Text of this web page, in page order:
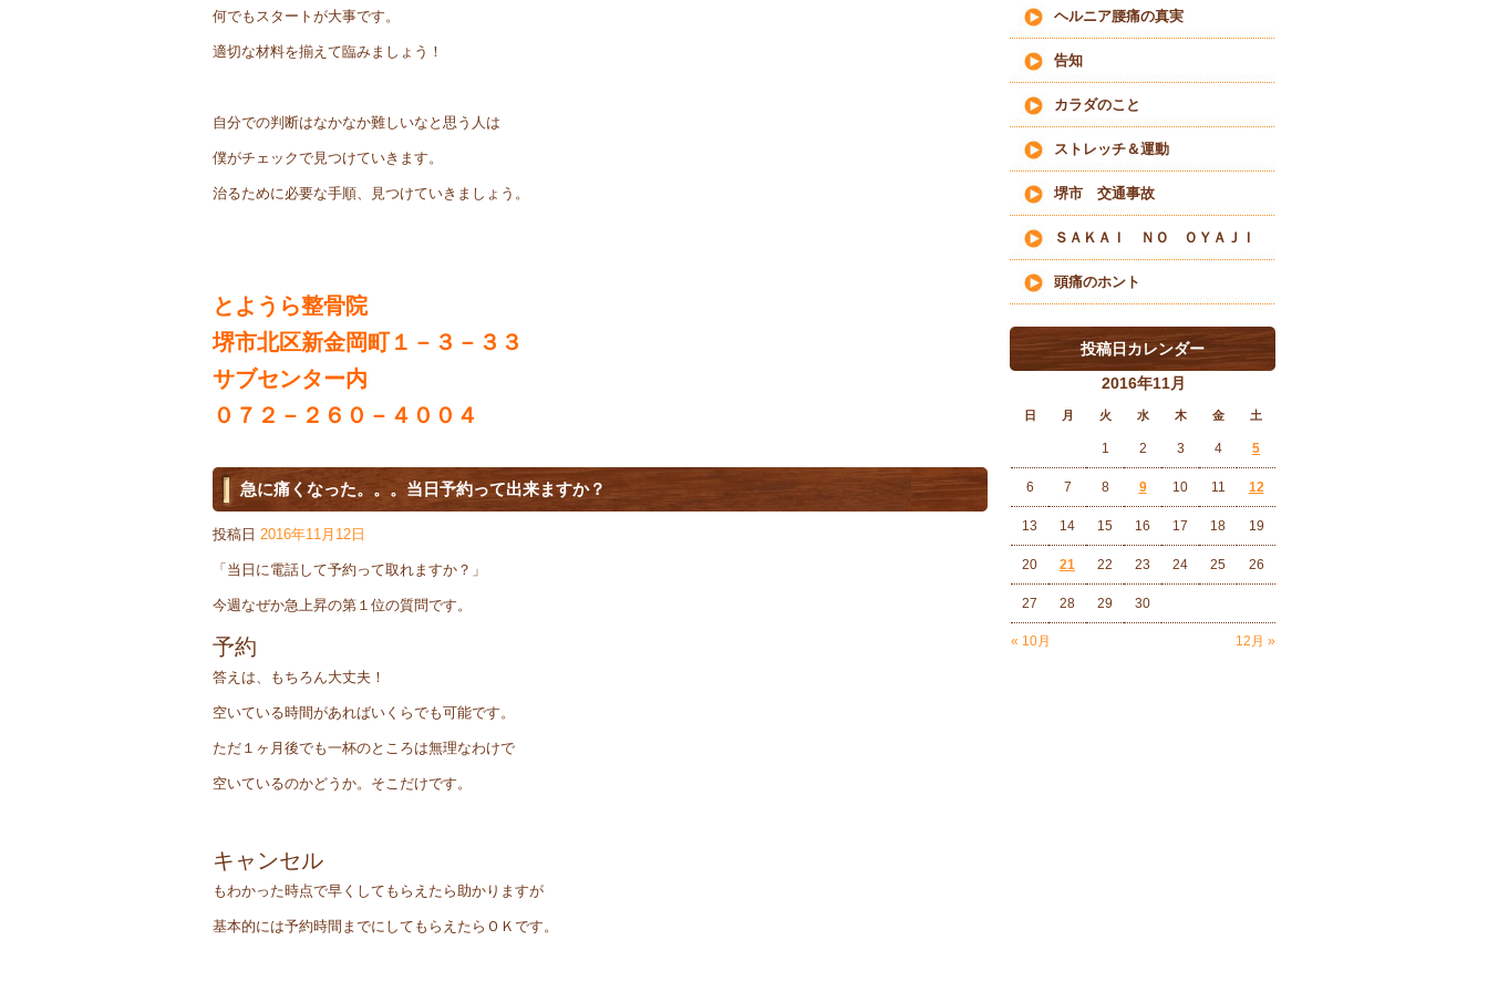
何でもスタートが大事です。
適切な材料を揃えて臨みましょう！
自分での判断はなかなか難しいなと思う人は
僕がチェックで見つけていきます。
治るために必要な手順、見つけていきましょう。
とようら整骨院
堺市北区新金岡町１－３－３３
サブセンター内
０７２－２６０－４００４
急に痛くなった。。。当日予約って出来ますか？
投稿日 2016年11月12日
「当日に電話して予約って取れますか？」
今週なぜか急上昇の第１位の質問です。
予約
答えは、もちろん大丈夫！
空いている時間があればいくらでも可能です。
ただ１ヶ月後でも一杯のところは無理なわけで
空いているのかどうか。そこだけです。
キャンセル
もわかった時点で早くしてもらえたら助かりますが
基本的には予約時間までにしてもらえたらＯＫです。
ヘルニア腰痛の真実
告知
カラダのこと
ストレッチ＆運動
堺市 交通事故
ＳＡＫＡＩ ＮＯ ＯＹＡＪＩ
頭痛のホント
投稿日カレンダー
2016年11月
日 月 火 水 木 金 土
« 10月 12月 »
1 2 3 4 5
6 7 8 9 10 11 12
13 14 15 16 17 18 19
20 21 22 23 24 25 26
27 28 29 30